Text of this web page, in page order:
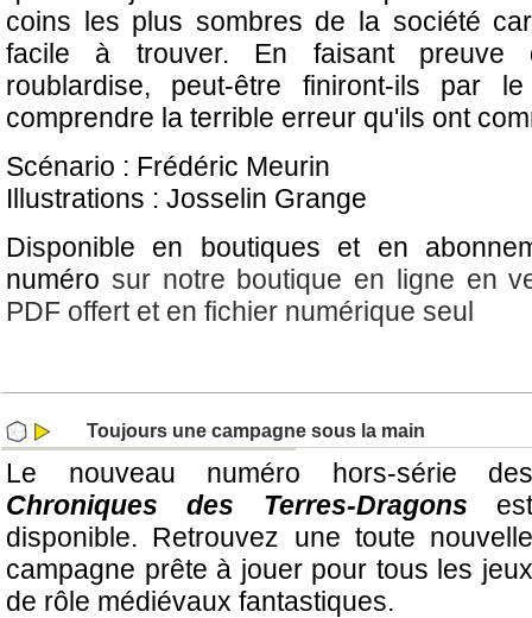
coins les plus sombres de la société car
facile à trouver. En faisant preuve
roublardise, peut-être finiront-ils par
comprendre la terrible erreur qu'ils ont
Scénario : Frédéric Meurin
Illustrations : Josselin Grange
Disponible en boutiques et en
numéro sur notre boutique en ligne en
PDF offert et en fichier numérique seul
Toujours une campagne sous la main
Le nouveau numéro hors-série des
Chroniques des Terres-Dragons
disponible. Retrouvez une toute nouvelle
campagne prête à jouer pour tous les jeux
de rôle médiévaux fantastiques.